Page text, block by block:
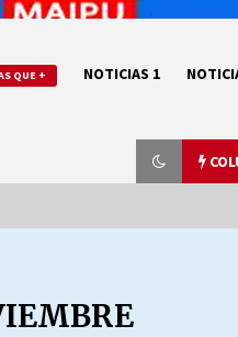
QUE + NOTICIAS 1
EL CUMPLEAÑOS 69
27/07/2026